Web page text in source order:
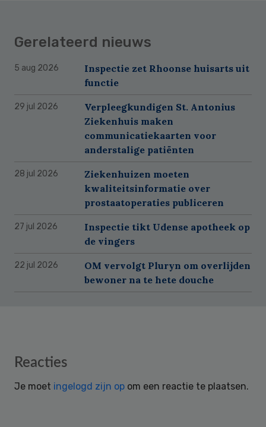
Gerelateerd nieuws
5 aug 2026
Inspectie zet Rhoonse huisarts uit
functie
29 jul 2026
Verpleegkundigen St. Antonius
Ziekenhuis maken
communicatiekaarten voor
anderstalige patiënten
28 jul 2026
Ziekenhuizen moeten
kwaliteitsinformatie over
prostaatoperaties publiceren
27 jul 2026
Inspectie tikt Udense apotheek op
de vingers
22 jul 2026
OM vervolgt Pluryn om overlijden
bewoner na te hete douche
Reader
Reacties
Je moet ingelogd zijn op om een reactie te plaatsen.